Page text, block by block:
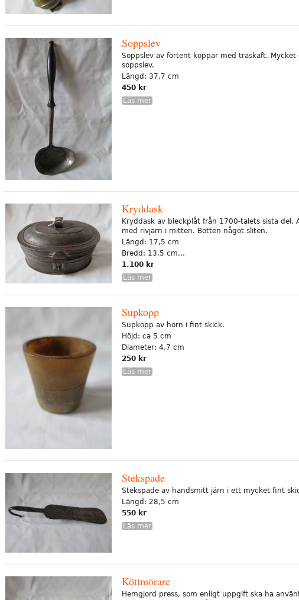
Soppslev
Soppslev av förtent koppar med träskaft. Mycket
soppslev.
Längd: 37,7 cm
450 kr
Läs mer
Kryddask
Kryddask av bleckplåt från 1700-talets sista del.
med rivjärn i mitten. Botten något sliten.
Längd: 17,5 cm
Bredd: 13,5 cm...
1.100 kr
Läs mer
Supkopp
Supkopp av horn i fint skick.
Höjd: ca 5 cm
Diameter: 4,7 cm
250 kr
Läs mer
Stekspade
Stekspade av handsmitt järn i ett mycket fint
Längd: 28,5 cm
550 kr
Läs mer
Köttmörare
Hemgjord press, som enligt uppgift ska ha